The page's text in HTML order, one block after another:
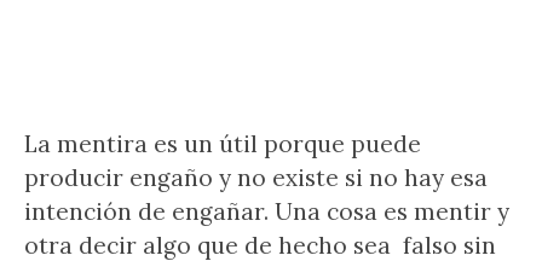
La mentira es un útil porque puede
producir engaño y no existe si no hay esa
intención de engañar. Una cosa es mentir y
otra decir algo que de hecho sea falso sin